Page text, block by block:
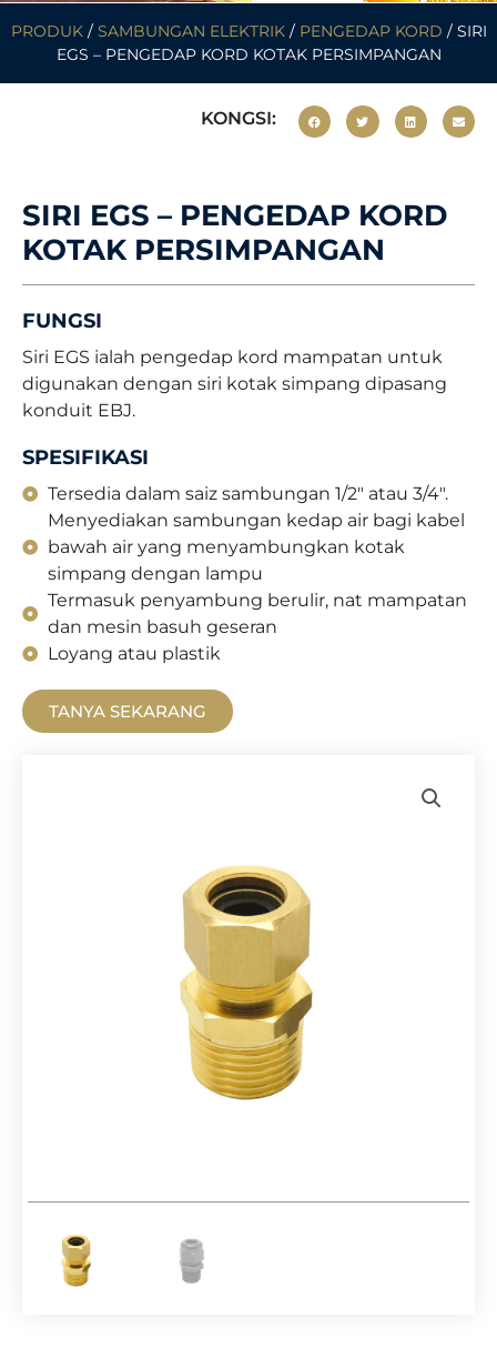
PRODUK/ SAMBUNGAN ELEKTRIK/ PENGEDAP KORD / SIRI
EGS – PENGEDAP KORD KOTAK PERSIMPANGAN
KONGSI:
SIRI EGS – PENGEDAP KORD
KOTAK PERSIMPANGAN
FUNGSI
Siri EGS ialah pengedap kord mampatan untuk
digunakan dengan siri kotak simpang dipasang
konduit EBJ.
SPESIFIKASI
Tersedia dalam saiz sambungan 1/2" atau 3/4".
Menyediakan sambungan kedap air bagi kabel
bawah air yang menyambungkan kotak
simpang dengan lampu
Termasuk penyambung berulir, nat mampatan
dan mesin basuh geseran
Loyang atau plastik
TANYA SEKARANG